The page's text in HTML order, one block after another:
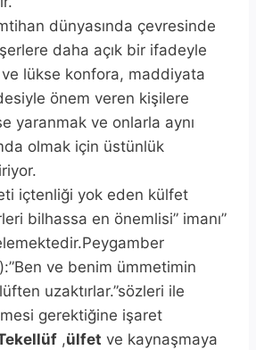
dünyasında çevresinde
daha açık bir ifadeyle
lükse konfora, maddiyata
önem veren kişilere
yaranmak ve onlarla aynı
olmak için üstünlük
içtenliği yok eden külfet
bilhassa en önemlisi” imanı”
ve benim ümmetimin
uzaktırlar.”sözleri ile
gerektiğine işaret
,ülfet ve kaynaşmaya